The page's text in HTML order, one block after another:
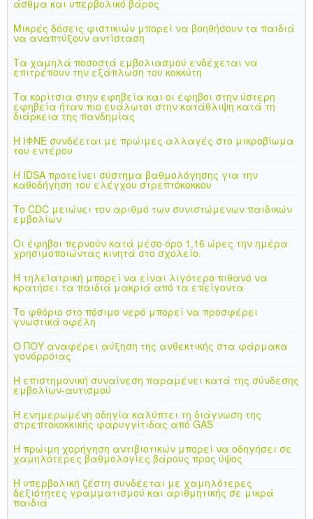
άσθμα και υπερβολικό βάρος
Μικρές δόσεις φιστικιών μπορεί να βοηθήσουν τα παιδιά
να αναπτύξουν αντίσταση
Τα χαμηλά ποσοστά εμβολιασμού ενδέχεται να
επιτρέπουν την εξάπλωση του κοκκύτη
Τα κορίτσια στην εφηβεία και οι έφηβοι στην ύστερη
εφηβεία ήταν πιο ευάλωτοι στην κατάθλιψη κατά τη
διάρκεια της πανδημίας
Η ΙΦΝΕ συνδέεται με πρώιμες αλλαγές στο μικροβίωμα
του εντέρου
Η IDSA προτείνει σύστημα βαθμολόγησης για την
καθοδήγηση του ελέγχου στρεπτόκοκκου
Το CDC μειώνει τον αριθμό των συνιστώμενων παιδικών
εμβολίων
Οι έφηβοι περνούν κατά μέσο όρο 1,16 ώρες την ημέρα
χρησιμοποιώντας κινητά στο σχολείο.
Η τηλεϊατρική μπορεί να είναι λιγότερο πιθανό να
κρατήσει τα παιδιά μακριά από τα επείγοντα
Το φθόριο στο πόσιμο νερό μπορεί να προσφέρει
γνωστικά οφέλη
Ο ΠΟΥ αναφέρει αύξηση της ανθεκτικής στα φάρμακα
γονόρροιας
Η επιστημονική συναίνεση παραμένει κατά της σύνδεσης
εμβολίων-αυτισμού
Η ενημερωμένη οδηγία καλύπτει τη διάγνωση της
στρεπτοκοκκικής φαρυγγίτιδας από GAS
Η πρώιμη χορήγηση αντιβιοτικών μπορεί να οδηγήσει σε
χαμηλότερες βαθμολογίες βάρους προς ύψος
Η υπερβολική ζέστη συνδέεται με χαμηλότερες
δεξιότητες γραμματισμού και αριθμητικής σε μικρά
παιδιά